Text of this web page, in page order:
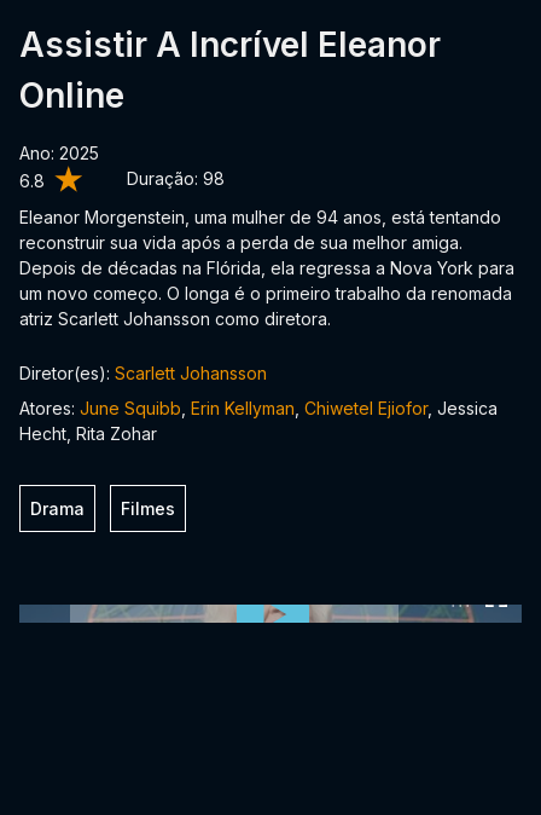
6.8 Duração: 98
Assistir A Incrível Eleanor
Online
Ano: 2025
Eleanor Morgenstein, uma mulher de 94 anos, está tentando
reconstruir sua vida após a perda de sua melhor amiga.
Depois de décadas na Flórida, ela regressa a Nova York para
um novo começo. O longa é o primeiro trabalho da renomada
atriz Scarlett Johansson como diretora.
Diretor(es): Scarlett Johansson
Atores: June Squibb Erin Kellyman Chiwetel Ejiofor, Jessica
Hecht, Rita Zohar
Drama Filmes